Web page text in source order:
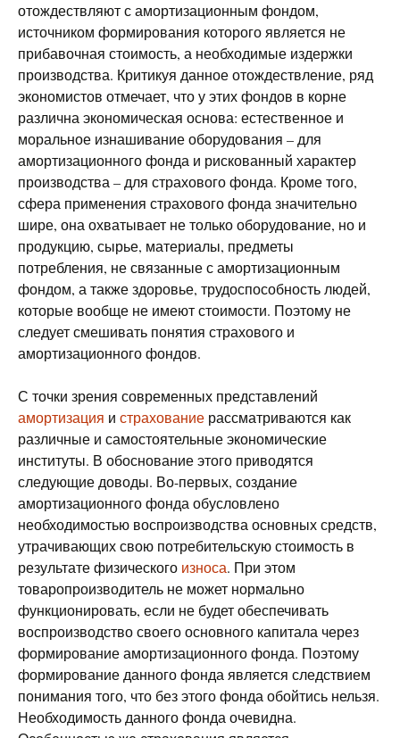
отождествляют с амортизационным фондом,
источником формирования которого является не
прибавочная стоимость, а необходимые издержки
производства. Критикуя данное отождествление, ряд
экономистов отмечает, что у этих фондов в корне
различна экономическая основа: естественное и
моральное изнашивание оборудования – для
амортизационного фонда и рискованный характер
производства – для страхового фонда. Кроме того,
сфера применения страхового фонда значительно
шире, она охватывает не только оборудование, но и
продукцию, сырье, материалы, предметы
потребления, не связанные с амортизационным
фондом, а также здоровье, трудоспособность людей,
которые вообще не имеют стоимости. Поэтому не
следует смешивать понятия страхового и
амортизационного фондов.
С точки зрения современных представлений
амортизация и страхование рассматриваются как
различные и самостоятельные экономические
институты. В обоснование этого приводятся
следующие доводы. Во-первых, создание
амортизационного фонда обусловлено
необходимостью воспроизводства основных средств,
утрачивающих свою потребительскую стоимость в
результате физического износа. При этом
товаропроизводитель не может нормально
функционировать, если не будет обеспечивать
воспроизводство своего основного капитала через
формирование амортизационного фонда. Поэтому
формирование данного фонда является следствием
понимания того, что без этого фонда обойтись нельзя.
Необходимость данного фонда очевидна.